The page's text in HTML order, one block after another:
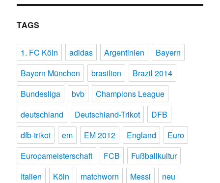
TAGS
1. FC Köln adidas Argentinien
Bayern
Bayern München
brasilien
Brazil 2014
Bundesliga
bvb
Champions League
deutschland
Deutschland-Trikot
DFB
dfb-trikot
em EM 2012 England
Euro
Europameisterschaft
FCB
Fußballkultur
Italien
Köln matchworn Messi
neu